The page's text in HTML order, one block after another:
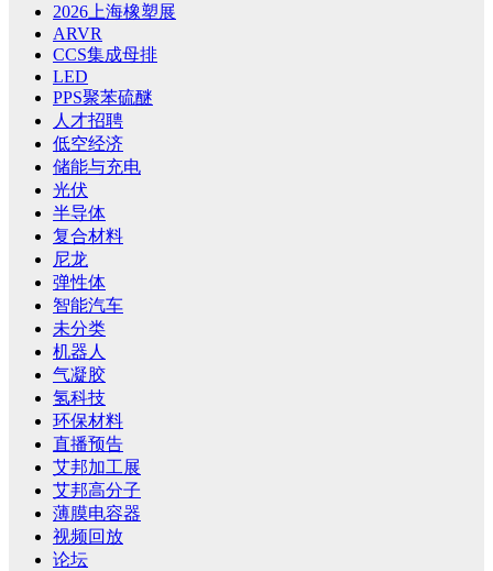
2026上海橡塑展
ARVR
CCS集成母排
LED
PPS聚苯硫醚
人才招聘
低空经济
储能与充电
光伏
半导体
复合材料
尼龙
弹性体
智能汽车
未分类
机器人
气凝胶
氢科技
环保材料
直播预告
艾邦加工展
艾邦高分子
薄膜电容器
视频回放
论坛